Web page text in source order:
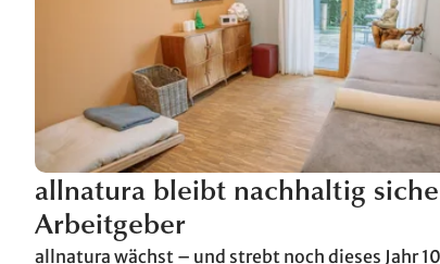
allnatura bleibt nachhaltig
Arbeitgeber
allnatura wächst – und strebt noch dieses Jahr